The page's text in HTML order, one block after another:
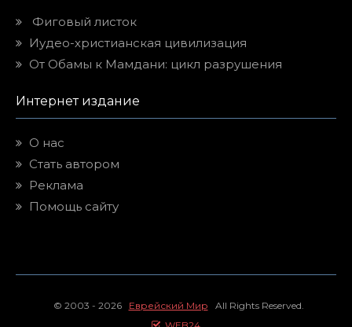
Фиговый листок
Иудео-христианская цивилизация
От Обамы к Мамдани: цикл разрушения
Интернет издание
О нас
Стать автором
Реклама
Помощь сайту
© 2003 - 2026 Еврейский Мир All Rights Reserved.